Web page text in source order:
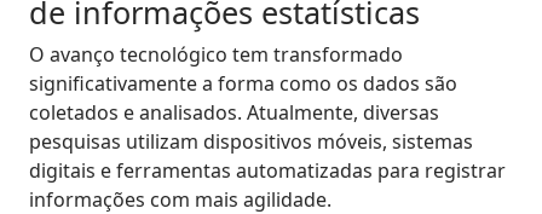
de informações estatísticas
O avanço tecnológico tem transformado
significativamente a forma como os dados são
coletados e analisados. Atualmente, diversas
pesquisas utilizam dispositivos móveis, sistemas
digitais e ferramentas automatizadas para registrar
informações com mais agilidade.